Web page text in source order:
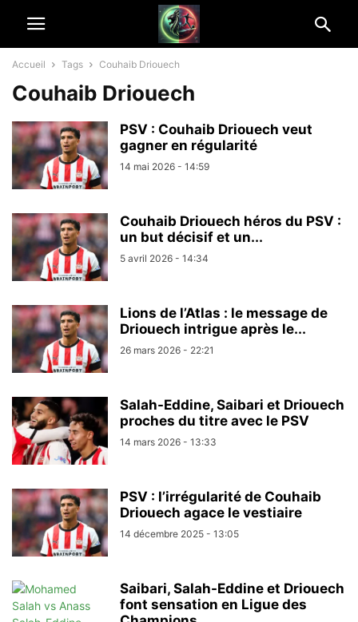
Accueil Tags Couhaib Driouech
Couhaib Driouech
PSV : Couhaib Driouech veut
gagner en régularité
14 mai 2026 - 14:59
Couhaib Driouech héros du PSV :
un but décisif et un...
5 avril 2026 - 14:34
Lions de l’Atlas : le message de
Driouech intrigue après le...
26 mars 2026 - 22:21
Salah-Eddine, Saibari et Driouech
proches du titre avec le PSV
14 mars 2026 - 13:33
PSV : l’irrégularité de Couhaib
Driouech agace le vestiaire
14 décembre 2025 - 13:05
Saibari, Salah-Eddine et Driouech
font sensation en Ligue des